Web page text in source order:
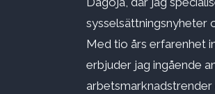
sysselsättningsnyheter
Med tio års erfarenhet
erbjuder jag ingående
arbetsmarknadstrender